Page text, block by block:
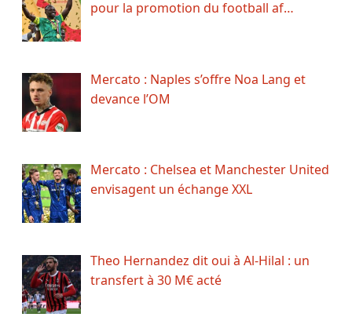
pour la promotion du football af…
Mercato : Naples s’offre Noa Lang et
devance l’OM
Mercato : Chelsea et Manchester United
envisagent un échange XXL
Theo Hernandez dit oui à Al-Hilal : un
transfert à 30 M€ acté